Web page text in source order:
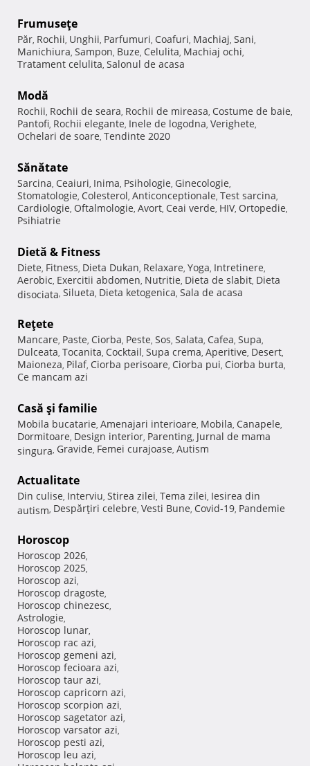
Frumuseţe
Păr, Rochii, Unghii, Parfumuri, Coafuri, Machiaj, Sani,
Manichiura, Sampon, Buze, Celulita, Machiaj ochi,
Tratament celulita, Salonul de acasa
Modă
Rochii, Rochii de seara, Rochii de mireasa, Costume de baie,
Pantofi, Rochii elegante, Inele de logodna, Verighete,
Ochelari de soare, Tendinte 2020
Sănătate
Sarcina, Ceaiuri, Inima, Psihologie, Ginecologie,
Stomatologie, Colesterol, Anticonceptionale, Test sarcina,
Cardiologie, Oftalmologie, Avort, Ceai verde, HIV, Ortopedie,
Psihiatrie
Dietă & Fitness
Diete, Fitness, Dieta Dukan, Relaxare, Yoga, Intretinere,
Aerobic, Exercitii abdomen, Nutritie, Dieta de slabit, Dieta
disociata, Silueta, Dieta ketogenica, Sala de acasa
Reţete
Mancare, Paste, Ciorba, Peste, Sos, Salata, Cafea, Supa,
Dulceata, Tocanita, Cocktail, Supa crema, Aperitive, Desert,
Maioneza, Pilaf, Ciorba perisoare, Ciorba pui, Ciorba burta,
Ce mancam azi
Casă şi familie
Mobila bucatarie, Amenajari interioare, Mobila, Canapele,
Dormitoare, Design interior, Parenting, Jurnal de mama
singura, Gravide, Femei curajoase, Autism
Actualitate
Din culise, Interviu, Stirea zilei, Tema zilei, Iesirea din
autism, Despărţiri celebre, Vesti Bune, Covid-19, Pandemie
Horoscop
Horoscop 2026,
Horoscop 2025,
Horoscop azi,
Horoscop dragoste,
Horoscop chinezesc,
Astrologie,
Horoscop lunar,
Horoscop rac azi,
Horoscop gemeni azi,
Horoscop fecioara azi,
Horoscop taur azi,
Horoscop capricorn azi,
Horoscop scorpion azi,
Horoscop sagetator azi,
Horoscop varsator azi,
Horoscop pesti azi,
Horoscop leu azi,